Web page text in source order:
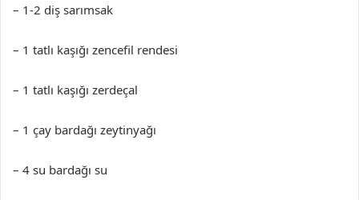
– 1-2 diş sarımsak
– 1 tatlı kaşığı zencefil rendesi
– 1 tatlı kaşığı zerdeçal
– 1 çay bardağı zeytinyağı
– 4 su bardağı su